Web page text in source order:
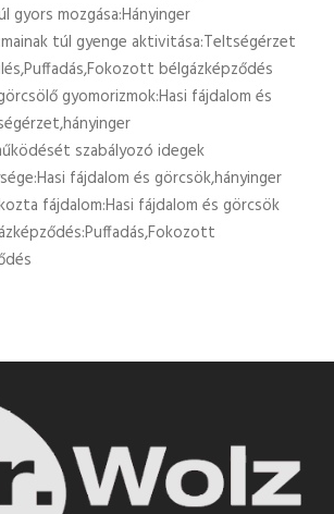
gyors mozgása:Hányinger
túl gyenge aktivitása:Teltségérzet
bélgázképződés
gyomorizmok:Hasi fájdalom és
szabályozó idegek
fájdalom és görcsök,hányinger
fájdalom:Hasi fájdalom és görcsök